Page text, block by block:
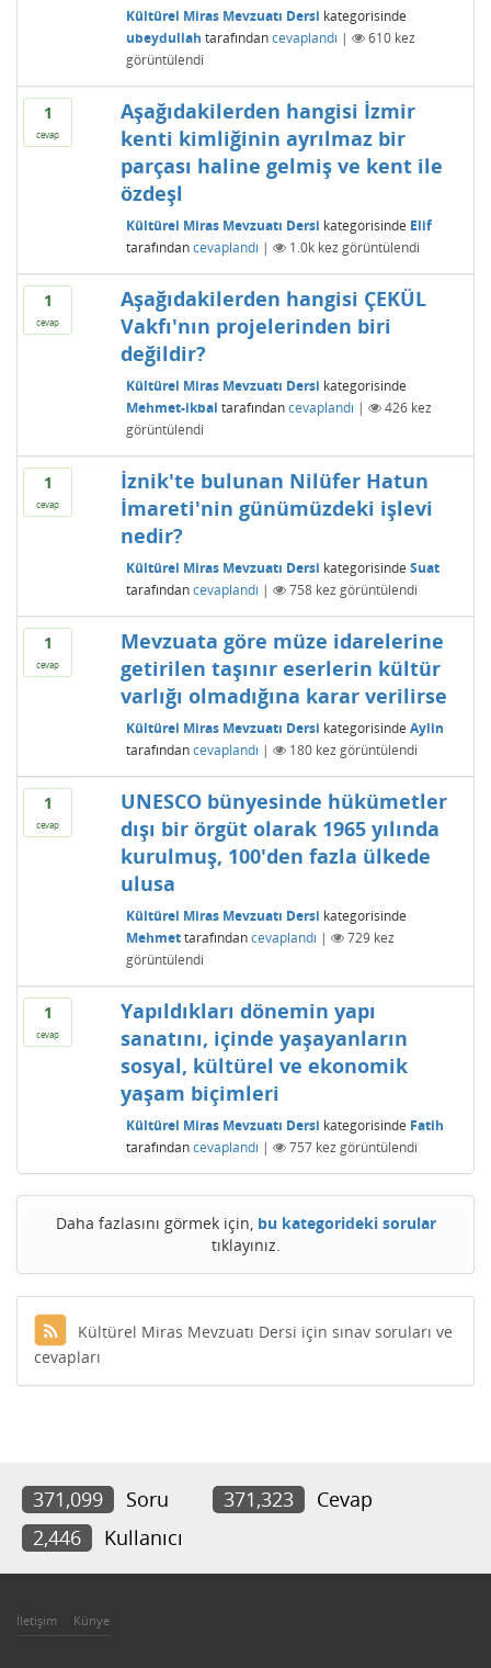
Kültürel Miras Mevzuatı Dersi kategorisinde
ubeydullah tarafından cevaplandı | 610kez
görüntülendi
1
cevap
Aşağıdakilerden hangisi İzmir
kenti kimliğinin ayrılmaz bir
parçası haline gelmiş ve kent ile
özdeşl
Kültürel Miras Mevzuatı Dersi kategorisinde Elif
tarafından cevaplandı | 1.0kkez görüntülendi
1
cevap
Aşağıdakilerden hangisi ÇEKÜL
Vakfı'nın projelerinden biri
değildir?
Kültürel Miras Mevzuatı Dersi kategorisinde
Mehmet-ikbal tarafından cevaplandı | 426kez
görüntülendi
1
cevap
İznik'te bulunan Nilüfer Hatun
İmareti'nin günümüzdeki işlevi
nedir?
Kültürel Miras Mevzuatı Dersi kategorisinde Suat
tarafından cevaplandı | 758kez görüntülendi
1
cevap
Mevzuata göre müze idarelerine
getirilen taşınır eserlerin kültür
varlığı olmadığına karar verilirse
Kültürel Miras Mevzuatı Dersi kategorisinde Aylin
tarafından cevaplandı | 180kez görüntülendi
1
cevap
UNESCO bünyesinde hükümetler
dışı bir örgüt olarak 1965 yılında
kurulmuş, 100'den fazla ülkede
ulusa
Kültürel Miras Mevzuatı Dersi kategorisinde
Mehmet tarafından cevaplandı | 729kez
görüntülendi
1
cevap
Yapıldıkları dönemin yapı
sanatını, içinde yaşayanların
sosyal, kültürel ve ekonomik
yaşam biçimleri
Kültürel Miras Mevzuatı Dersi kategorisinde Fatih
tarafından cevaplandı | 757kez görüntülendi
Daha fazlasını görmek için, bu kategorideki sorular
tıklayınız.
Kültürel Miras Mevzuatı Dersi için sınav soruları ve
cevapları
371,099 Soru 371,323
Cevap
2,446
Kullanıcı
İletişim Künye